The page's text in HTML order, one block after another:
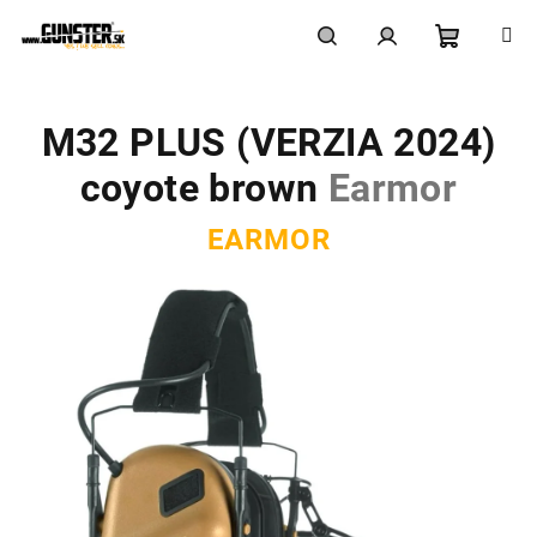
košík
M32 PLUS (VERZIA 2024)
coyote brown Earmor
EARMOR